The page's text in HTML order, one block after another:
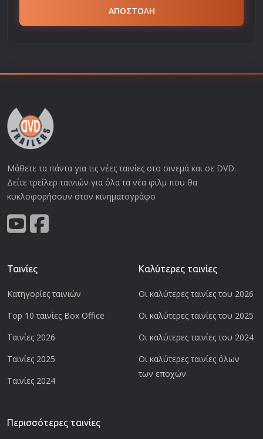
ΑΠΟΣΤΟΛΗ
Μάθετε τα πάντα για τις νέες ταινίες στο σινεμά και σε DVD.
Δείτε τρείλερ ταινιών για όλα τα νέα φιλμ που θα
κυκλοφορήσουν στον κινηματογράφο
Ταινίες
Κατηγορίες ταινιών
Top 10 ταινίες Box Office
Ταινίες 2026
Ταινίες 2025
Ταινίες 2024
Καλύτερες ταινίες
Οι καλύτερες ταινίες του 2026
Οι καλύτερες ταινίες του 2025
Οι καλύτερες ταινίες του 2024
Οι καλύτερες ταινίες όλων
των εποχών
Περισσότερες ταινίες